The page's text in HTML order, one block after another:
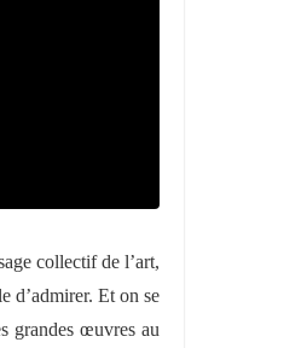
collectif de l’art,
d’admirer. Et on se
grandes œuvres au